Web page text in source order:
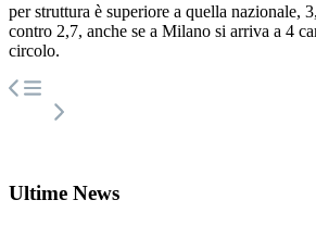
per struttura è superiore a quella nazionale,
contro 2,7, anche se a Milano si arriva a 4
circolo.
Navigazione
articoli
Ultime News